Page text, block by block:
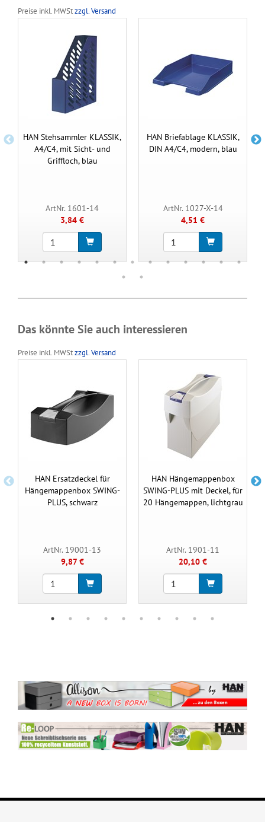
Preise inkl. MWStzzgl. Versand
HAN Stehsammler KLASSIK,
A4/C4, mit Sicht- und
Griffloch, blau
ArtNr. 1601-14
3,84 €
HAN Briefablage KLASSIK,
DIN A4/C4, modern, blau
ArtNr. 1027-X-14
4,51 €
Das könnte Sie auch interessieren
Preise inkl. MWStzzgl. Versand
HAN Ersatzdeckel für
Hängemappenbox SWING-
PLUS, schwarz
ArtNr. 19001-13
9,87 €
HAN Hängemappenbox
SWING-PLUS mit Deckel, für
20 Hängemappen, lichtgrau
ArtNr. 1901-11
20,10 €